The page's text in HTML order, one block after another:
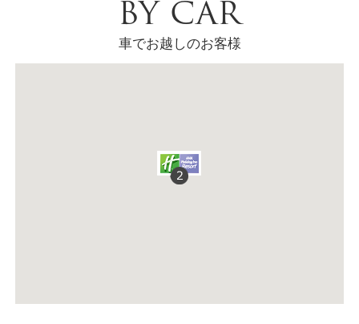
BY CAR
車でお越しのお客様